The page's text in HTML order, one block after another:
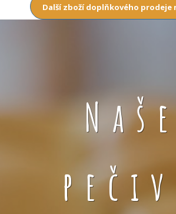
Další zboží doplňkového prodeje